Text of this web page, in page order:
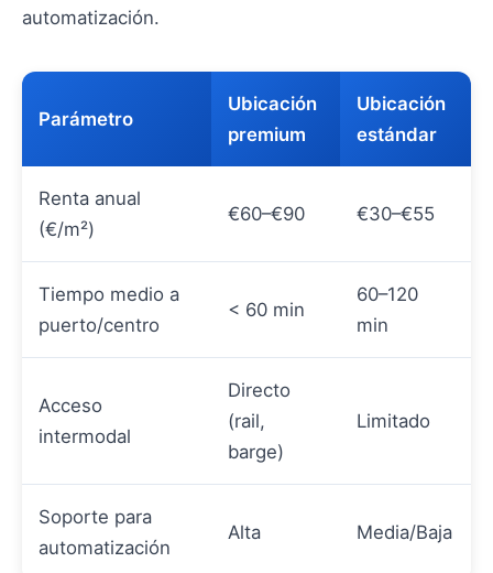
automatización.
Parámetro
Ubicación
premium
Ubicación
estándar
Renta anual
(€/m²)
€60–€90 €30–€55
Tiempo medio a
puerto/centro
< 60 min
60–120
min
Acceso
intermodal
Directo
(rail,
barge)
Limitado
Soporte para
automatización
Alta Media/Baja